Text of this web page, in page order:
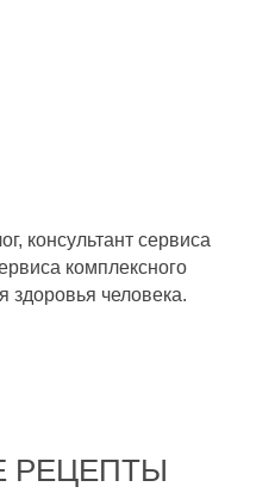
консультант сервиса
комплексного
здоровья человека.
РЕЦЕПТЫ